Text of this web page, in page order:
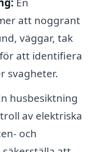
att noggrant
väggar, tak
att identifiera
svagheter.
husbesiktning
av elektriska
och